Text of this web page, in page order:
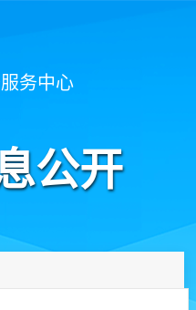
务中心
公开